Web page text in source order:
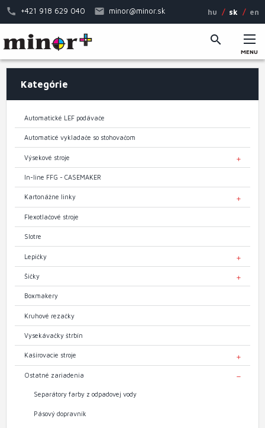
na
hlavný
+421 918 629 040 minor@minor.sk hu sk en
menu
MENU
Kategórie
Automatické LEF podávače
Automaticé vykladače so stohovačom
Výsekové stroje
In-line FFG - CASEMAKER
Kartonážne linky
Flexotlačové stroje
Slotre
Lepičky
Šičky
Boxmakery
Kruhové rezačky
Vysekávačky štrbín
Kašírovacie stroje
Ostatné zariadenia
Separátory farby z odpadovej vody
Pásový dopravník